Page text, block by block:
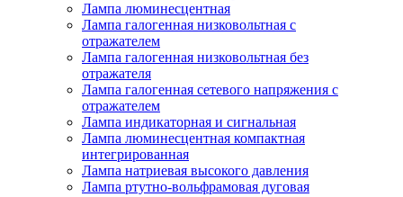
Лампа люминесцентная
Лампа галогенная низковольтная с
отражателем
Лампа галогенная низковольтная без
отражателя
Лампа галогенная сетевого напряжения с
отражателем
Лампа индикаторная и сигнальная
Лампа люминесцентная компактная
интегрированная
Лампа натриевая высокого давления
Лампа ртутно-вольфрамовая дуговая